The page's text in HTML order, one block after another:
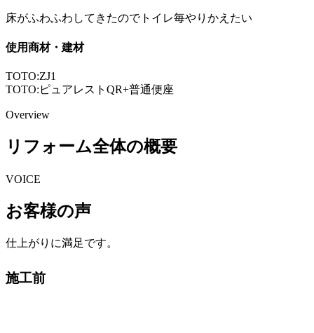
床がふわふわしてきたのでトイレ毎やりかえたい
使用商材・建材
TOTO:ZJ1
TOTO:ピュアレストQR+普通便座
Overview
リフォーム全体の概要
VOICE
お客様の声
仕上がりに満足です。
施工前